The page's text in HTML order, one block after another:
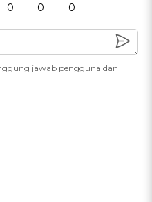
0 0 0
jawab pengguna dan